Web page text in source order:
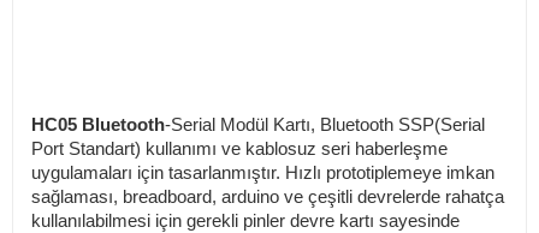
HC05 Bluetooth-Serial Modül Kartı, Bluetooth SSP(Serial
Port Standart) kullanımı ve kablosuz seri haberleşme
uygulamaları için tasarlanmıştır. Hızlı prototiplemeye imkan
sağlaması, breadboard, arduino ve çeşitli devrelerde rahatça
kullanılabilmesi için gerekli pinler devre kartı sayesinde